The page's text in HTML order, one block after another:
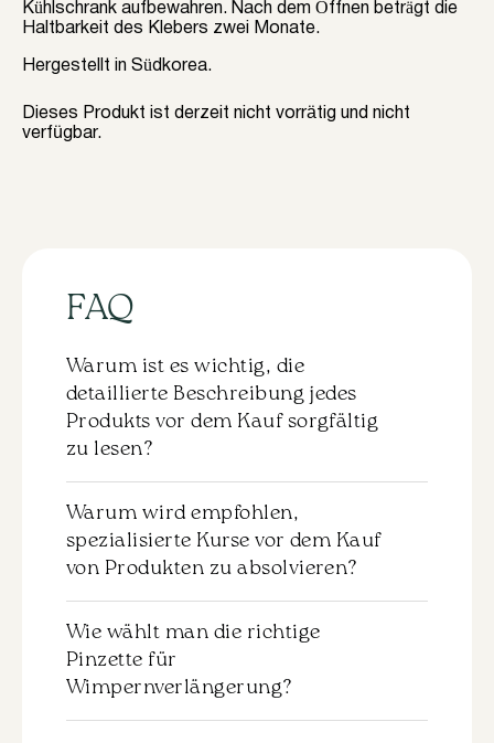
Kühlschrank aufbewahren. Nach dem Öffnen beträgt die
Haltbarkeit des Klebers zwei Monate.
Hergestellt in Südkorea.
Dieses Produkt ist derzeit nicht vorrätig und nicht
verfügbar.
FAQ
Warum ist es wichtig, die
detaillierte Beschreibung jedes
Produkts vor dem Kauf sorgfältig
zu lesen?
Beschreibung, die vor dem Kauf
sorgfältig durchgelesen werden sollte.
Dies hilft Ihnen, die Eigenschaften und die
Anwendung des ausgewählten Materials
zu verstehen. Wir empfehlen dringend,
sich mit dieser Information vertraut zu
machen, um genau das Produkt
Warum wird empfohlen,
spezialisierte Kurse vor dem Kauf
von Produkten zu absolvieren?
das entsprechende Training zu kaufen.
Für eine effektive und sichere Anwendung
der Materialien ist es wichtig,
grundlegende Kenntnisse und Fähigkeiten
Wie wählt man die richtige
Pinzette für
Wimpernverlängerung?